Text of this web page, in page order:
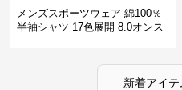
メンズスポーツウェア 綿100％
半袖シャツ 17色展開 8.0オンス
新着アイ